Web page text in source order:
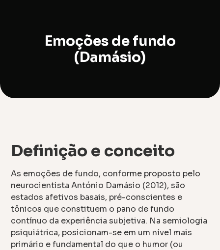
Emoções de fundo
(Damásio)
Definição e conceito
As emoções de fundo, conforme proposto pelo
neurocientista António Damásio (2012), são
estados afetivos basais, pré-conscientes e
tônicos que constituem o pano de fundo
contínuo da experiência subjetiva. Na semiologia
psiquiátrica, posicionam-se em um nível mais
primário e fundamental do que o humor (ou